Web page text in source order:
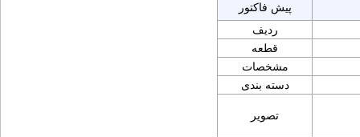
پیش فاکتور
ردیف
قطعه
مشخصات
دسته بندی
تصویر